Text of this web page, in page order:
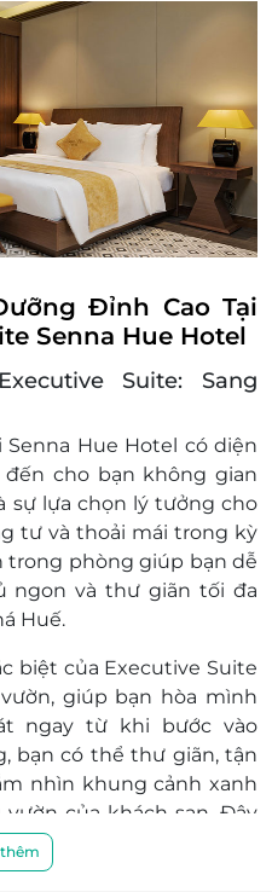
giường phụ: 650,000
trước ngày đến lưu trú
Giai đoạn cao điểm
14h00 / Giờ trả phòng:
out muộn: tùy thuộc
sạn
tư vấn (9h-20h): 1900
6680 8757
cho ngày thường,
tết và mùa cao điểm
nhật thường xuyên,
lợi vui lòng liên hệ với
về tình trạng phòng,
các khoản phụ thu
phòng và thanh toán.
với LifeLink, chúng tôi
trách nhiệm
phí; tính phí dịch vụ
đến ngày khách đến
Không hủy, hoàn, thay
và Lễ Tết
Đỉnh Cao Tại
Senna Hue Hotel
Suite: Sang
Senna Hue Hotel có diện
đến cho bạn không gian
sự lựa chọn lý tưởng cho
tư và thoải mái trong kỳ
trong phòng giúp bạn dễ
ngon và thư giãn tối đa
Huế.
biệt của Executive Suite
, giúp bạn hòa mình
ngay từ khi bước vào
, bạn có thể thư giãn, tận
nhìn khung cảnh xanh
của khách sạn. Đây
tuyệt vời để bạn thư
là ngắm nhìn cảnh sắc